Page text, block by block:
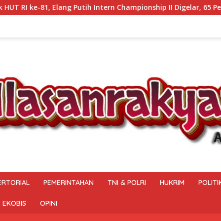
Championship II Digelar, 65 Pesilat Siap Buru Prestasi
PEMERINTAHAN TNI & POLRI HUKRIM
EKOBIS OPINI